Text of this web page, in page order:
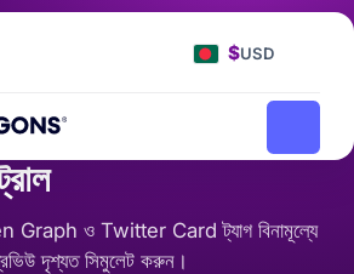
$USD
Graph ও Twitter Card ট্যাগ বিনামূল্যে
দৃশ্যত সিমুলেট করুন।